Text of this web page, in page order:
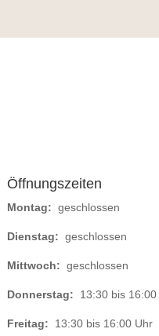
Öffnungszeiten
Montag: geschlossen
Dienstag: geschlossen
Mittwoch: geschlossen
Donnerstag: 13:30 bis 16:00
Freitag: 13:30 bis 16:00 Uhr